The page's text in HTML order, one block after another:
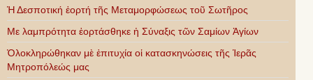
Ἡ Δεσποτική ἑορτή τῆς Μεταμορφώσεως τοῦ Σωτῆρος
Με λαμπρότητα ἑορτάσθηκε ἡ Σύναξις τῶν Σαμίων Ἁγίων
Ὁλοκληρώθηκαν μὲ ἐπιτυχία οἱ κατασκηνώσεις τῆς Ἱερᾶς
Μητροπόλεώς μας